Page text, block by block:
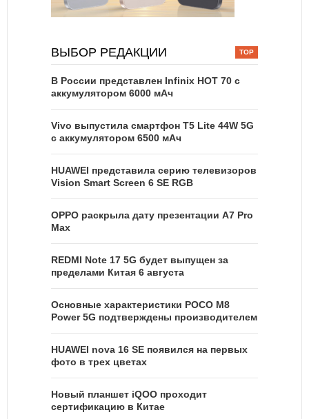
ВЫБОР РЕДАКЦИИ
В России представлен Infinix HOT 70 с
аккумулятором 6000 мАч
Vivo выпустила смартфон T5 Lite 44W 5G
с аккумулятором 6500 мАч
HUAWEI представила серию телевизоров
Vision Smart Screen 6 SE RGB
OPPO раскрыла дату презентации A7 Pro
Max
REDMI Note 17 5G будет выпущен за
пределами Китая 6 августа
Основные характеристики POCO M8
Power 5G подтверждены производителем
HUAWEI nova 16 SE появился на первых
фото в трех цветах
Новый планшет iQOO проходит
сертификацию в Китае